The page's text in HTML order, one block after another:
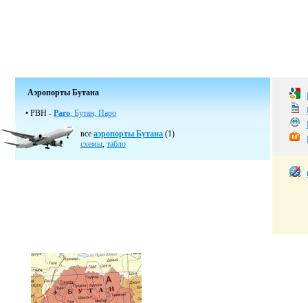
Аэропорты Бутана
• PBH - Paro, Бутан, Паро
все аэропорты Бутана (1)
схемы, табло